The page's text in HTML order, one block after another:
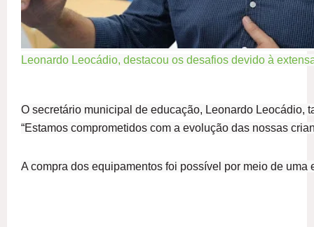
Leonardo Leocádio, destacou os desafios devido à
O secretário municipal de educação, Leonardo Leocádio,
“Estamos comprometidos com a evolução das nossas
A compra dos equipamentos foi possível por meio de